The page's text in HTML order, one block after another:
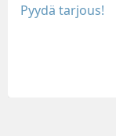
Pyydä tarjous!